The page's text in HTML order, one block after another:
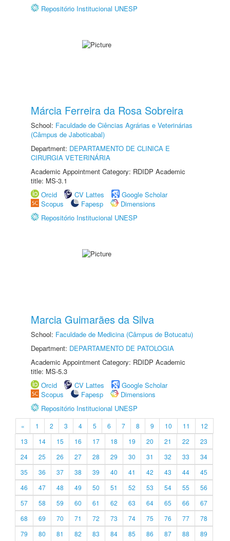
Repositório Institucional UNESP
Márcia Ferreira da Rosa Sobreira
School: Faculdade de Ciências Agrárias e Veterinárias
(Câmpus de Jaboticabal)
Department: DEPARTAMENTO DE CLINICA E
CIRURGIA VETERINÁRIA
Academic Appointment Category: RDIDP Academic
title: MS-3.1
Orcid
CV Lattes
Google Scholar
Scopus
Fapesp
Dimensions
Repositório Institucional UNESP
Marcia Guimarães da Silva
School: Faculdade de Medicina (Câmpus de Botucatu)
Department: DEPARTAMENTO DE PATOLOGIA
Academic Appointment Category: RDIDP Academic
title: MS-5.3
Orcid
CV Lattes
Google Scholar
Scopus
Fapesp
Dimensions
Repositório Institucional UNESP
« 1 2 3 4 5 6 7 8 9 10 11
12
13
14 15 16 17 18 19 20 21 22
23
24
25 26 27 28 29 30 31 32 33
34
35
36 37 38 39 40 41 42 43 44
45
46
47 48 49 50 51 52 53 54 55
56
57
58 59 60 61 62 63 64 65 66
67
68
69 70 71 72 73 74 75 76 77
78
79
80 81 82 83 84 85 86 87 88
89